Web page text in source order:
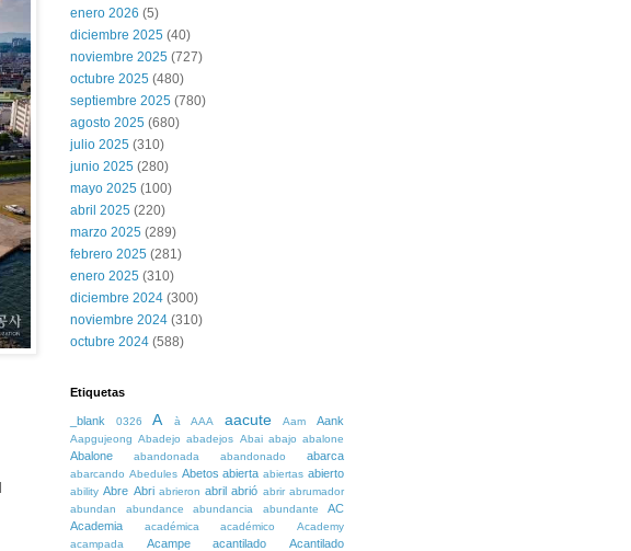
enero 2026 (5)
diciembre 2025 (40)
noviembre 2025 (727)
octubre 2025 (480)
septiembre 2025 (780)
agosto 2025 (680)
julio 2025 (310)
junio 2025 (280)
mayo 2025 (100)
abril 2025 (220)
marzo 2025 (289)
febrero 2025 (281)
enero 2025 (310)
diciembre 2024 (300)
noviembre 2024 (310)
octubre 2024 (588)
Etiquetas
_blank 0326 A à AAA aacute Aam Aank
Aapgujeong Abadejo abadejos Abai abajo abalone
Abalone abandonada abandonado abarca
abarcando Abedules Abetos abierta abiertas abierto
ability Abre Abri abrieron abril abrió abrir abrumador
abundan
abundance abundancia abundante
AC
Academia
académica académico
Academy
acampada
Acampe acantilado Acantilado